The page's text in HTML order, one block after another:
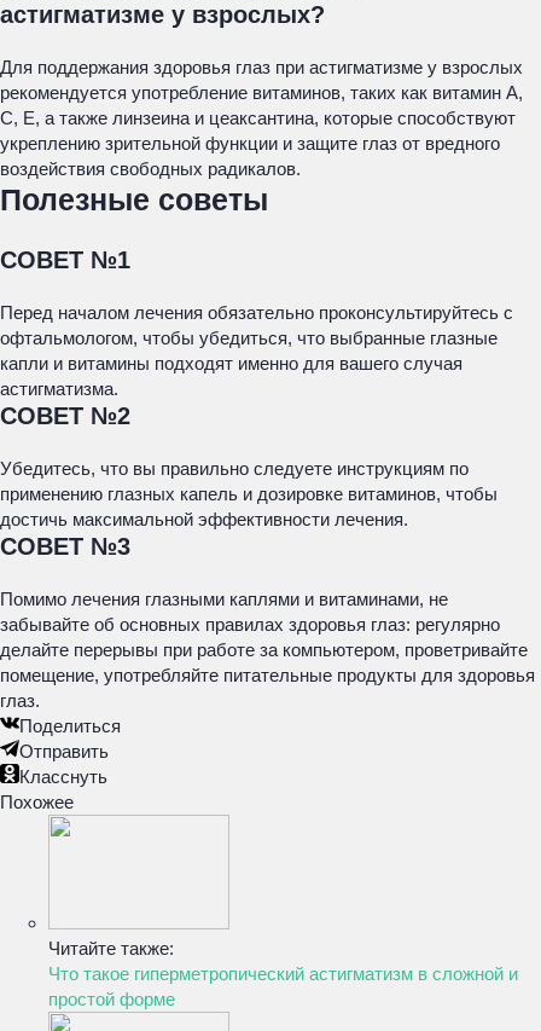
астигматизме у взрослых?
Для поддержания здоровья глаз при астигматизме у взрослых
рекомендуется употребление витаминов, таких как витамин А,
С, Е, а также линзеина и цеаксантина, которые способствуют
укреплению зрительной функции и защите глаз от вредного
воздействия свободных радикалов.
Полезные советы
СОВЕТ №1
Перед началом лечения обязательно проконсультируйтесь с
офтальмологом, чтобы убедиться, что выбранные глазные
капли и витамины подходят именно для вашего случая
астигматизма.
СОВЕТ №2
Убедитесь, что вы правильно следуете инструкциям по
применению глазных капель и дозировке витаминов, чтобы
достичь максимальной эффективности лечения.
СОВЕТ №3
Помимо лечения глазными каплями и витаминами, не
забывайте об основных правилах здоровья глаз: регулярно
делайте перерывы при работе за компьютером, проветривайте
помещение, употребляйте питательные продукты для здоровья
глаз.
Поделиться
Отправить
Класснуть
Похожее
Читайте также:
Что такое гиперметропический астигматизм в сложной и
простой форме